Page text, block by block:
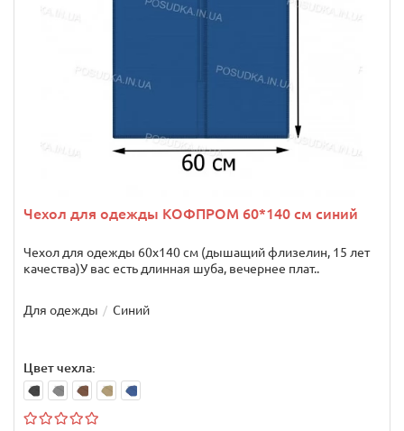
Чехол для одежды КОФПРОМ 60*140 см синий
Чехол для одежды 60х140 см (дышащий флизелин, 15 лет
качества)У вас есть длинная шуба, вечернее плат..
Для одежды Синий
Цвет чехла: